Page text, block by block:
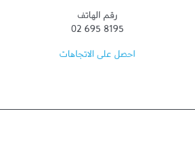
رقم الهاتف
02 695 8195
احصل على الاتجاهات